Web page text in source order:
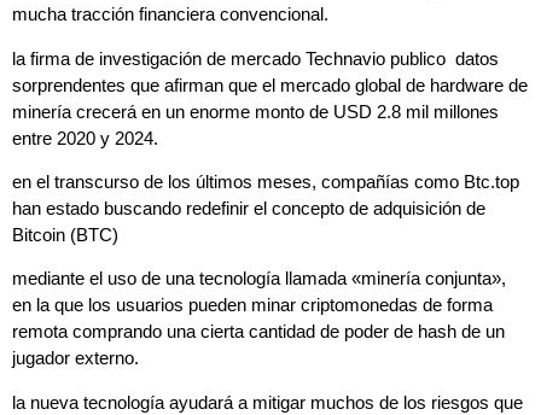
mucha tracción financiera convencional.
la firma de investigación de mercado Technavio publico datos
sorprendentes que afirman que el mercado global de hardware de
minería crecerá en un enorme monto de USD 2.8 mil millones
entre 2020 y 2024.
en el transcurso de los últimos meses, compañías como Btc.top
han estado buscando redefinir el concepto de adquisición de
Bitcoin (BTC)
mediante el uso de una tecnología llamada «minería conjunta»,
en la que los usuarios pueden minar criptomonedas de forma
remota comprando una cierta cantidad de poder de hash de un
jugador externo.
la nueva tecnología ayudará a mitigar muchos de los riesgos que